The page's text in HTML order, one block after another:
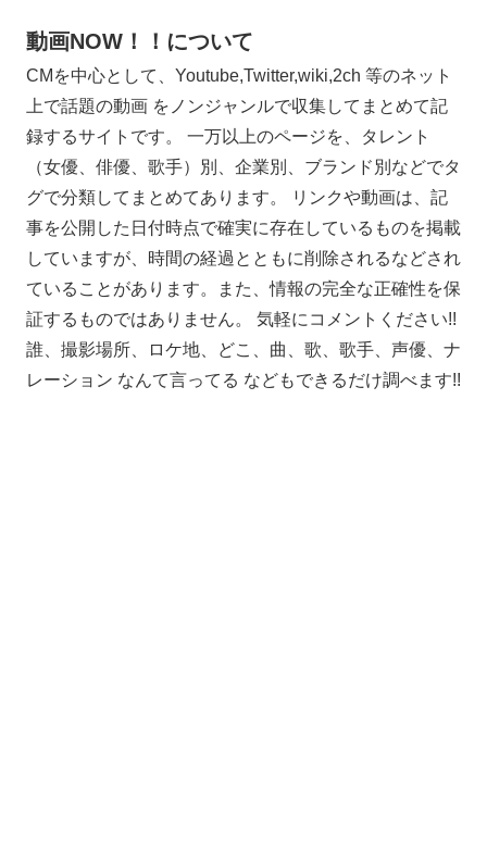
動画NOW！！について
CMを中心として、Youtube,Twitter,wiki,2ch 等のネット
上で話題の動画 をノンジャンルで収集してまとめて記
録するサイトです。 一万以上のページを、タレント
（女優、俳優、歌手）別、企業別、ブランド別などでタ
グで分類してまとめてあります。 リンクや動画は、記
事を公開した日付時点で確実に存在しているものを掲載
していますが、時間の経過とともに削除されるなどされ
ていることがあります。また、情報の完全な正確性を保
証するものではありません。 気軽にコメントください!!
誰、撮影場所、ロケ地、どこ、曲、歌、歌手、声優、ナ
レーション なんて言ってる などもできるだけ調べます!!